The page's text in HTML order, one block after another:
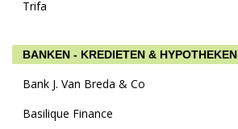
Trifa
BANKEN - KREDIETEN & HYPOTHEKEN
Bank J. Van Breda & Co
Basilique Finance